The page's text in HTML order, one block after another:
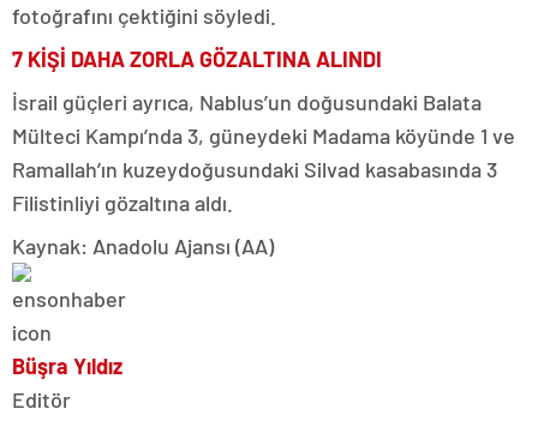
fotoğrafını çektiğini söyledi.
7 KİŞİ DAHA ZORLA GÖZALTINA ALINDI
İsrail güçleri ayrıca, Nablus’un doğusundaki Balata
Mülteci Kampı’nda 3, güneydeki Madama köyünde 1 ve
Ramallah’ın kuzeydoğusundaki Silvad kasabasında 3
Filistinliyi gözaltına aldı.
Kaynak: Anadolu Ajansı (AA)
Büşra Yıldız
Editör